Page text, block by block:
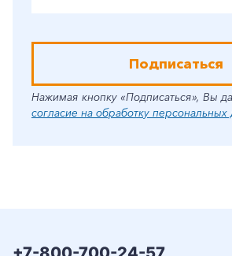
Подписаться
Нажимая кнопку «Подписаться», Вы
согласие на обработку персональных